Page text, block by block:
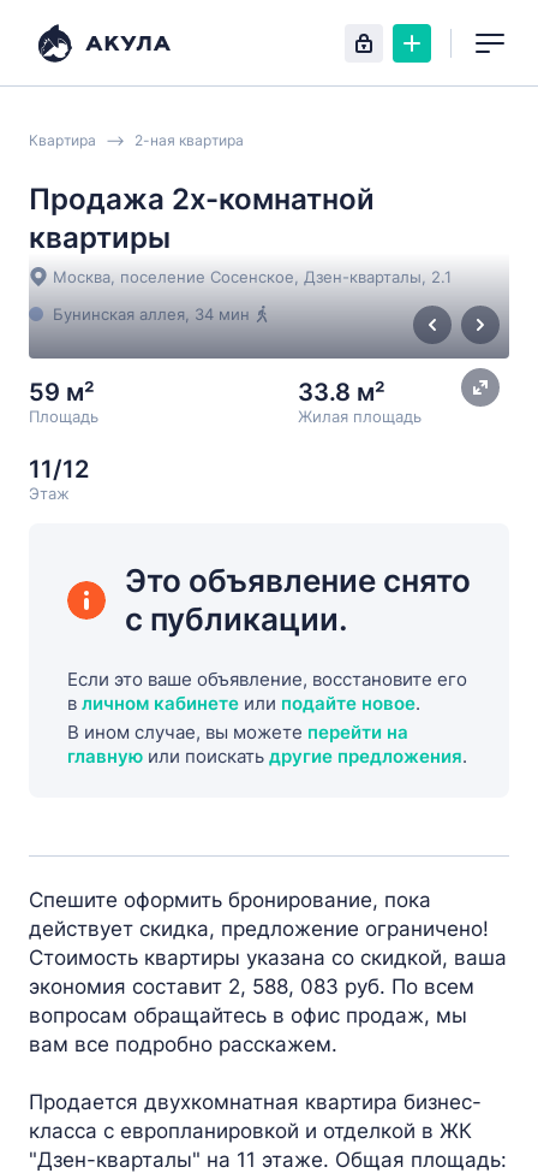
Квартира 2-ная квартира
Продажа 2х-комнатной
квартиры
Москва, поселение Сосенское, Дзен-кварталы, 2.1
Бунинская аллея, 34 мин
59 м²
Площадь
33.8 м²
Жилая площадь
11/12
Этаж
Это объявление снято
с публикации.
Если это ваше объявление, восстановите его
в личном кабинете или подайте новое.
В ином случае, вы можете перейти на
главную или поискать другие предложения.
Спешите оформить бронирование, пока
действует скидка, предложение ограничено!
Стоимость квартиры указана со скидкой, ваша
экономия составит 2, 588, 083 руб. По всем
вопросам обращайтесь в офис продаж, мы
вам все подробно расскажем.
Продается двухкомнатная квартира бизнес-
класса с европланировкой и отделкой в ЖК
"Дзен-кварталы" на 11 этаже. Общая площадь: